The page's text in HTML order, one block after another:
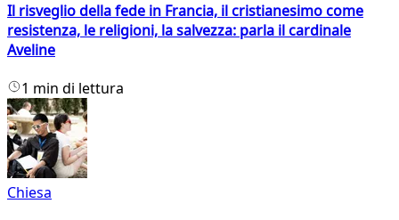
Il risveglio della fede in Francia, il cristianesimo come
resistenza, le religioni, la salvezza: parla il cardinale
Aveline
1 min di lettura
Chiesa